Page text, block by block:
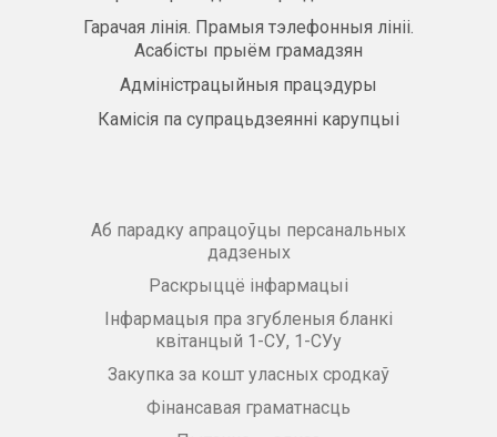
Гарачая лінія. Прамыя тэлефонныя лініі.
Асабісты прыём грамадзян
Адміністрацыйныя працэдуры
Камісія па супрацьдзеянні карупцыі
Аб парадку апрацоўцы персанальных
дадзеных
Раскрыццё інфармацыі
Інфармацыя пра згубленыя бланкі
квітанцый 1-СУ, 1-СУу
Закупка за кошт уласных сродкаў
Фінансавая граматнасць